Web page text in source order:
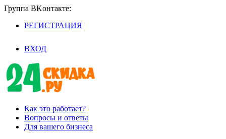
Группа BKoнтaктe:
РЕГИСТРАЦИЯ
ВХОД
Как это работает?
Вопросы и ответы
Для вашего бизнеса